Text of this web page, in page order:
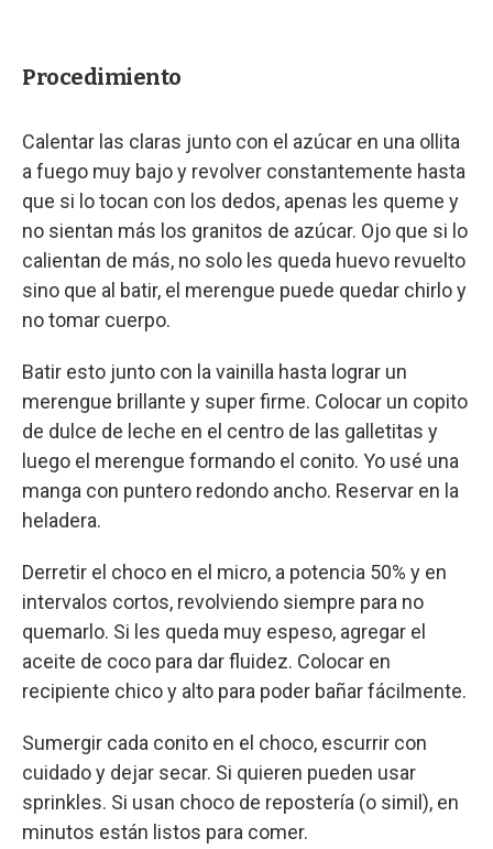
Procedimiento
Calentar las claras junto con el azúcar en una ollita
a fuego muy bajo y revolver constantemente hasta
que si lo tocan con los dedos, apenas les queme y
no sientan más los granitos de azúcar. Ojo que si lo
calientan de más, no solo les queda huevo revuelto
sino que al batir, el merengue puede quedar chirlo y
no tomar cuerpo.
Batir esto junto con la vainilla hasta lograr un
merengue brillante y super firme. Colocar un copito
de dulce de leche en el centro de las galletitas y
luego el merengue formando el conito. Yo usé una
manga con puntero redondo ancho. Reservar en la
heladera.
Derretir el choco en el micro, a potencia 50% y en
intervalos cortos, revolviendo siempre para no
quemarlo. Si les queda muy espeso, agregar el
aceite de coco para dar fluidez. Colocar en
recipiente chico y alto para poder bañar fácilmente.
Sumergir cada conito en el choco, escurrir con
cuidado y dejar secar. Si quieren pueden usar
sprinkles. Si usan choco de repostería (o simil), en
minutos están listos para comer.